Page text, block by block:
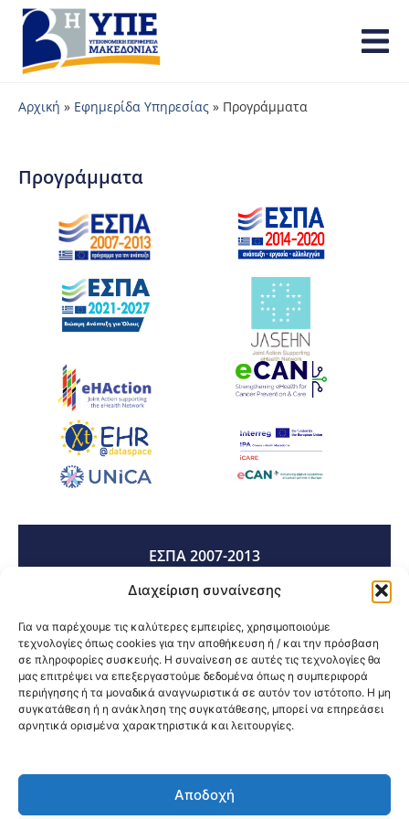
Διαχείριση συναίνεσης
Για να παρέχουμε τις καλύτερες εμπειρίες, χρησιμοποιούμε
τεχνολογίες όπως cookies για την αποθήκευση ή / και την πρόσβαση
σε πληροφορίες συσκευής. Η συναίνεση σε αυτές τις τεχνολογίες θα
μας επιτρέψει να επεξεργαστούμε δεδομένα όπως η συμπεριφορά
περιήγησης ή τα μοναδικά αναγνωριστικά σε αυτόν τον ιστότοπο. Η μη
συγκατάθεση ή η ανάκληση της συγκατάθεσης, μπορεί να επηρεάσει
αρνητικά ορισμένα χαρακτηριστικά και λειτουργίες.
Αποδοχή
Αρχική » Εφημερίδα Υπηρεσίας » Προγράμματα
Προγράμματα
ΕΣΠΑ 2007-2013
ΕΣΠΑ 2014-2020
ΕΣΠΑ 2021-2027
@2026 3ype.gr All rights reserved